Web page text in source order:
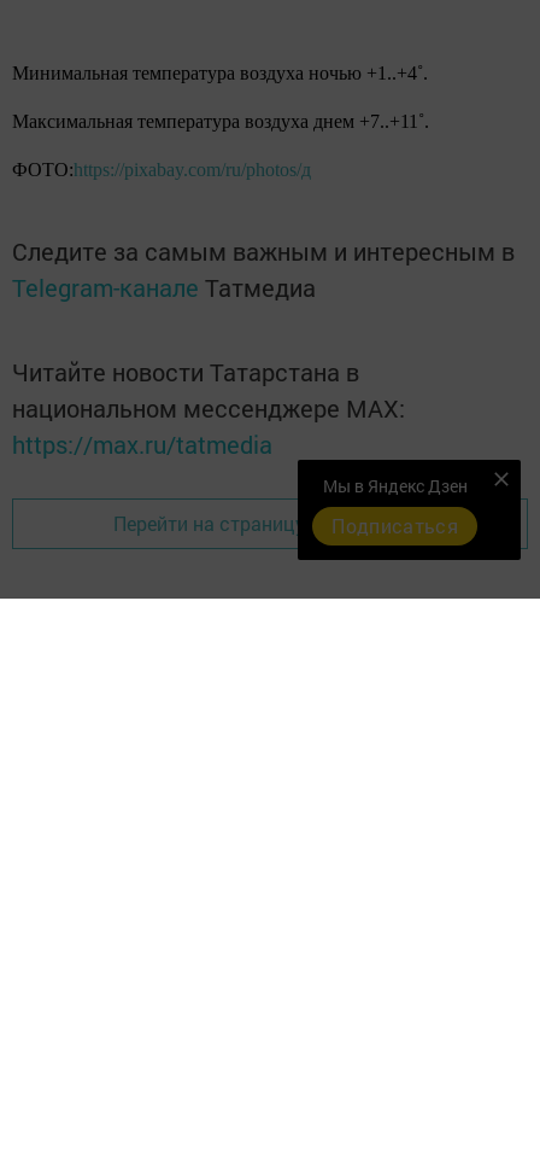
Минимальная температура воздуха ночью +1..+4˚.
Максимальная температура воздуха днем +7..+11˚.
ФОТО:https://pixabay.com/ru/photos/д
Следите за самым важным и интересным в
Telegram-канале Татмедиа
Читайте новости Татарстана в
национальном мессенджере MАХ:
https://max.ru/tatmedia
Перейти на страницу новости
Мы в Яндекс Дзен
Подписаться